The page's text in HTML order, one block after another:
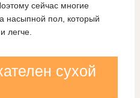
сейчас многие
насыпной пол, который
легче.
сухой